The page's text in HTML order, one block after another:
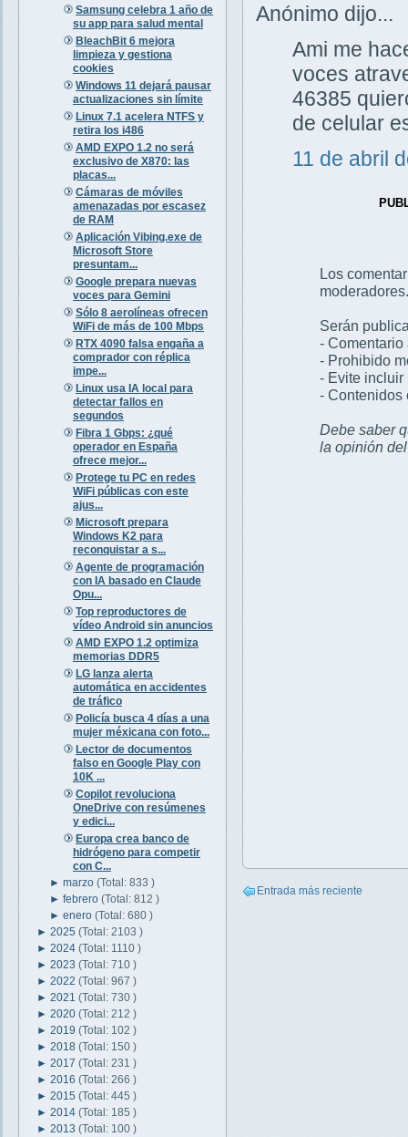
Samsung celebra 1 año de
su app para salud mental
BleachBit 6 mejora
limpieza y gestiona
cookies
Windows 11 dejará pausar
actualizaciones sin límite
Linux 7.1 acelera NTFS y
retira los i486
AMD EXPO 1.2 no será
exclusivo de X870: las
placas...
Cámaras de móviles
amenazadas por escasez
de RAM
Aplicación Vibing.exe de
Microsoft Store
presuntam...
Google prepara nuevas
voces para Gemini
Sólo 8 aerolíneas ofrecen
WiFi de más de 100 Mbps
RTX 4090 falsa engaña a
comprador con réplica
impe...
Linux usa IA local para
detectar fallos en
segundos
Fibra 1 Gbps: ¿qué
operador en España
ofrece mejor...
Protege tu PC en redes
WiFi públicas con este
ajus...
Microsoft prepara
Windows K2 para
reconquistar a s...
Agente de programación
con IA basado en Claude
Opu...
Top reproductores de
vídeo Android sin anuncios
AMD EXPO 1.2 optimiza
memorias DDR5
LG lanza alerta
automática en accidentes
de tráfico
Policía busca 4 días a una
mujer méxicana con foto...
Lector de documentos
falso en Google Play con
10K ...
Copilot revoluciona
OneDrive con resúmenes
y edici...
Europa crea banco de
hidrógeno para competir
con C...
►marzo(Total: 833 )
►febrero(Total: 812 )
►enero(Total: 680 )
► 2025 (Total: 2103 )
► 2024 (Total: 1110 )
► 2023 (Total: 710 )
► 2022 (Total: 967 )
► 2021 (Total: 730 )
► 2020 (Total: 212 )
► 2019 (Total: 102 )
► 2018 (Total: 150 )
► 2017 (Total: 231 )
► 2016 (Total: 266 )
► 2015 (Total: 445 )
► 2014 (Total: 185 )
► 2013 (Total: 100 )
Anónimo dijo...
Ami me
voces
46385
de celular
11 de abril
Los
moderadores.
Serán
- Comentario
- Prohibido
- Evite incluir
- Contenidos
Debe saber
la opinión
Entrada más reciente